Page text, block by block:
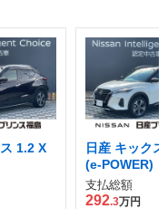
1.2 X
日産 キック
(e-POWER)
支払総額
292.3万円